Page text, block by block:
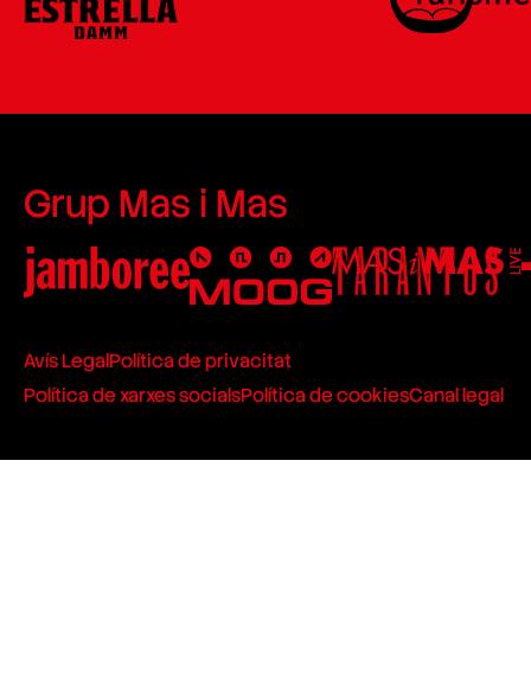
Grup Mas i Mas
Avís LegalPolítica de privacitat
Política de xarxes socialsPolítica de cookiesCanal legal